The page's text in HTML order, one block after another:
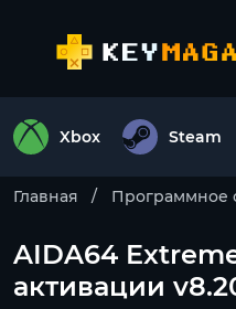
Xbox Steam
Главная Программное
AIDA64
активации